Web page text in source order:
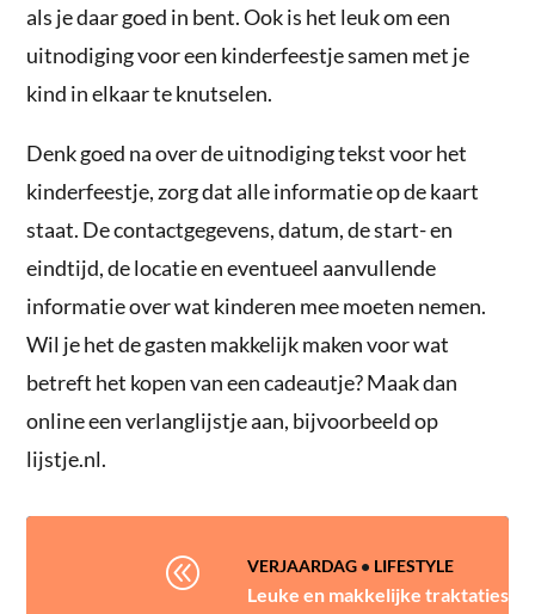
als je daar goed in bent. Ook is het leuk om een
uitnodiging voor een kinderfeestje samen met je
kind in elkaar te knutselen.
Denk goed na over de uitnodiging tekst voor het
kinderfeestje, zorg dat alle informatie op de kaart
staat. De contactgegevens, datum, de start- en
eindtijd, de locatie en eventueel aanvullende
informatie over wat kinderen mee moeten nemen.
Wil je het de gasten makkelijk maken voor wat
betreft het kopen van een cadeautje? Maak dan
online een verlanglijstje aan, bijvoorbeeld op
lijstje.nl.
@ VERJAARDAG• LIFESTYLE
Leuke en makkelijke traktaties